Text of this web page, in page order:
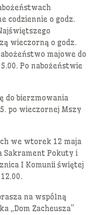
codziennie o godz.
wieczorną o godz.
majowe do
Po nabożeństwie
do bierzmowania
po wieczornej Mszy
we wtorek 12 maja
Sakrament Pokuty i
I Komunii świętej
na wspólną
„Dom Zacheusza”